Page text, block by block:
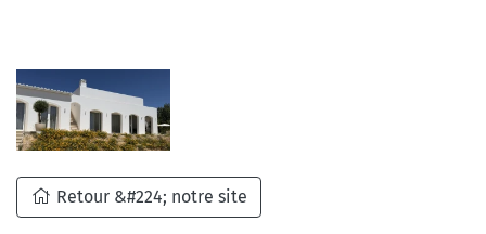
Retour &#224; notre site